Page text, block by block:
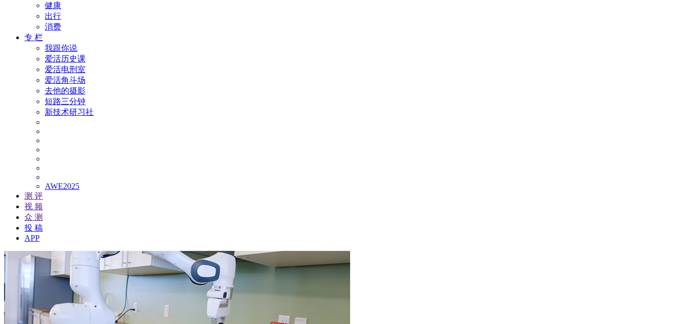
健康
出行
消费
专 栏
我跟你说
爱活历史课
爱活电刑室
爱活角斗场
去他的摄影
短路三分钟
新技术研习社
AWE2025
测 评
视 频
众 测
投 稿
APP